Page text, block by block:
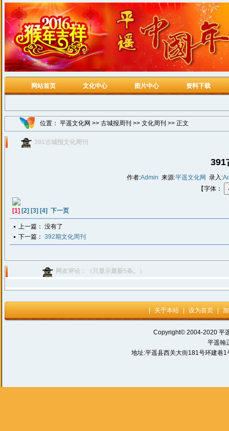
网站首页 文化中心 图片中心 资料下载
位置： 平遥文化网 >> 古城报周刊 >> 文化周刊 >> 正文
391古城报文化周刊
391
作者:Admin 来源:平遥文化网 录入:
【字体：
[1] [2] [3] [4] 下一页
上一篇： 没有了
下一篇： 392期文化周刊
网友评论：（只显示最新5条。）
关于本站 设为首页
Copyright© 2004-2020 平
平遥翰
地址:平遥县西关大街181号环建